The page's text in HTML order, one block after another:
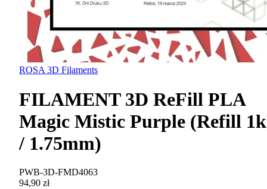
ROSA 3D Filaments
FILAMENT 3D ReFill PLA
Magic Mistic Purple (Refill
/ 1.75mm)
PWB-3D-FMD4063
94,90 zł